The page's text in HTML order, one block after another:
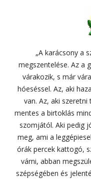
„A karácsony a
megszentelése. Az a
várakozik, s már
hóeséssel. Az, aki
van. Az, aki
mentes a birtoklás
szomjától. Aki pedig
meg, ami a
órák percek kattogó,
várni, abban
szépségében és